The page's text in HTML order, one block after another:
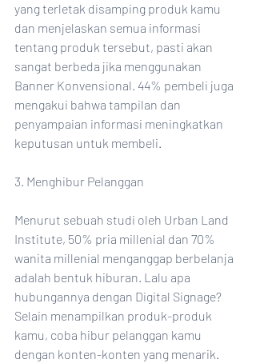
yang terletak disamping produk kamu
dan menjelaskan semua informasi
tentang produk tersebut, pasti akan
sangat berbeda jika menggunakan
Banner Konvensional. 44% pembeli juga
mengakui bahwa tampilan dan
penyampaian informasi meningkatkan
keputusan untuk membeli.
3. Menghibur Pelanggan
Menurut sebuah studi oleh Urban Land
Institute, 50% pria millenial dan 70%
wanita millenial menganggap berbelanja
adalah bentuk hiburan. Lalu apa
hubungannya dengan Digital Signage?
Selain menampilkan produk-produk
kamu, coba hibur pelanggan kamu
dengan konten-konten yang menarik.